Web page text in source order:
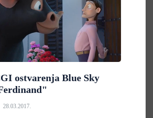
ostvarenja Blue Sky
28.03.2017.